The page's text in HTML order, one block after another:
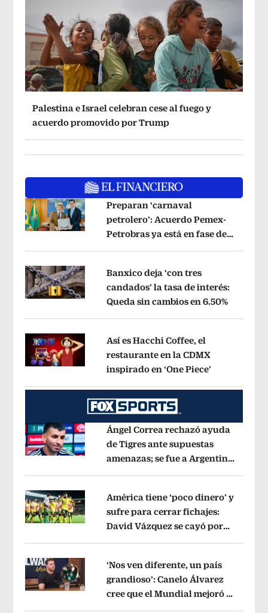
Palestina e Israel celebran cese al fuego y
acuerdo promovido por Trump
Opens in new window
Preparan ‘carnaval
petrolero’: Acuerdo Pemex-
Petrobras ya está en fase de
Opens in new window
Banxico deja ‘con tres
candados’ la tasa de interés:
Queda sin cambios en 6.50%Opens
Opens in new window
Así es Hacchi Coffee, el
restaurante en la CDMX
inspirado en ‘One Piece’
Opens in new window
Ángel Correa rechazó ayuda
de Tigres ante supuestas
amenazas; se fue a Argentina
Opens in new window
América tiene ‘poco dinero’ y
sufre para cerrar fichajes:
David Vázquez se cayó por
Opens in new window
‘Nos ven diferente, un país
grandioso’: Canelo Álvarez
cree que el Mundial mejoró la